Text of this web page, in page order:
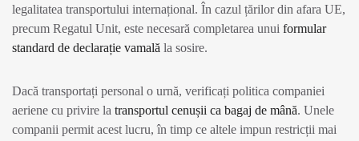
legalitatea transportului internațional. În cazul țărilor din afara UE,
precum Regatul Unit, este necesară completarea unui formular
standard de declarație vamală la sosire.
Dacă transportați personal o urnă, verificați politica companiei
aeriene cu privire la transportul cenușii ca bagaj de mână. Unele
companii permit acest lucru, în timp ce altele impun restricții mai